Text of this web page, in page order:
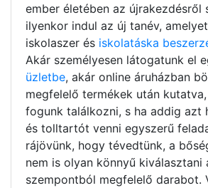
ember életében az újrakezdésről
ilyenkor indul az új tanév,
iskolaszer és iskolatáska
Akár személyesen látogatunk el
üzletbe, akár online áruházban
megfelelő termékek után
fogunk találkozni, s ha addig azt
és tolltartót venni egyszerű
rájövünk, hogy tévedtünk, a
nem is olyan könnyű kiválasztani
szempontból megfelelő darabot.